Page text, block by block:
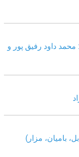
داود رفیق پور و
بامیان، مزار)